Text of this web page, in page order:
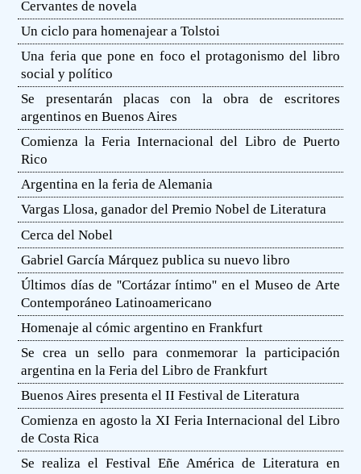
Cervantes de novela
Un ciclo para homenajear a Tolstoi
Una feria que pone en foco el protagonismo del libro
social y político
Se presentarán placas con la obra de escritores
argentinos en Buenos Aires
Comienza la Feria Internacional del Libro de Puerto
Rico
Argentina en la feria de Alemania
Vargas Llosa, ganador del Premio Nobel de Literatura
Cerca del Nobel
Gabriel García Márquez publica su nuevo libro
Últimos días de ''Cortázar íntimo'' en el Museo de Arte
Contemporáneo Latinoamericano
Homenaje al cómic argentino en Frankfurt
Se crea un sello para conmemorar la participación
argentina en la Feria del Libro de Frankfurt
Buenos Aires presenta el II Festival de Literatura
Comienza en agosto la XI Feria Internacional del Libro
de Costa Rica
Se realiza el Festival Eñe América de Literatura en